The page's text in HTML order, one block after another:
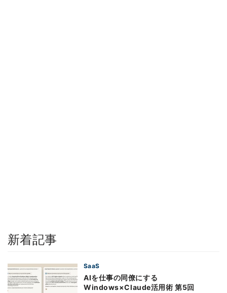
新着記事
SaaS
AIを仕事の同僚にする
Windows×Claude活用術 第5回